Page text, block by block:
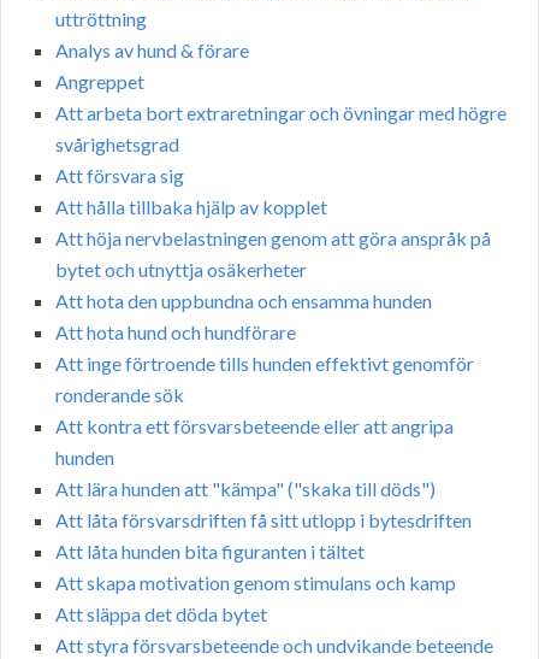
uttröttning
Analys av hund & förare
Angreppet
Att arbeta bort extraretningar och övningar med högre
svårighetsgrad
Att försvara sig
Att hålla tillbaka hjälp av kopplet
Att höja nervbelastningen genom att göra anspråk på
bytet och utnyttja osäkerheter
Att hota den uppbundna och ensamma hunden
Att hota hund och hundförare
Att inge förtroende tills hunden effektivt genomför
ronderande sök
Att kontra ett försvarsbeteende eller att angripa
hunden
Att lära hunden att "kämpa" ("skaka till döds")
Att låta försvarsdriften få sitt utlopp i bytesdriften
Att låta hunden bita figuranten i tältet
Att skapa motivation genom stimulans och kamp
Att släppa det döda bytet
Att styra försvarsbeteende och undvikande beteende